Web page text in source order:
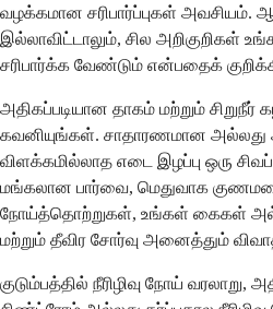
வழக்கமான சரிபார்ப்புகள் அவசியம்.
இல்லாவிட்டாலும், சில அறிகுறிகள்
சரிபார்க்க வேண்டும் என்பதைக்
அதிகப்படியான தாகம் மற்றும் சிறுநீர்
கவனியுங்கள். சாதாரணமான அல்லது
விளக்கமில்லாத எடை இழப்பு ஒரு
மங்கலான பார்வை, மெதுவாக
நோய்த்தொற்றுகள், உங்கள் கைகள்
மற்றும் தீவிர சோர்வு அனைத்தும்
குடும்பத்தில் நீரிழிவு நோய் வரலாறு,